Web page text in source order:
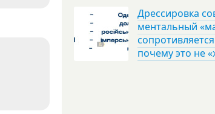
Дрессировка
ментальный
почему это не